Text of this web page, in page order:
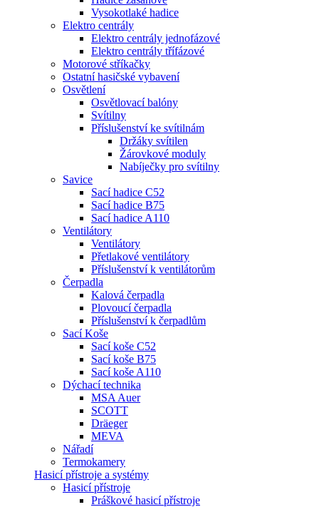
Vysokotlaké hadice
Elektro centrály
Elektro centrály jednofázové
Elektro centrály třífázové
Motorové stříkačky
Ostatní hasičské vybavení
Osvětlení
Osvětlovací balóny
Svítilny
Příslušenství ke svítilnám
Držáky svítilen
Žárovkové moduly
Nabíječky pro svítilny
Savice
Sací hadice C52
Sací hadice B75
Sací hadice A110
Ventilátory
Ventilátory
Přetlakové ventilátory
Příslušenství k ventilátorům
Čerpadla
Kalová čerpadla
Plovoucí čerpadla
Příslušenství k čerpadlům
Sací Koše
Sací koše C52
Sací koše B75
Sací koše A110
Dýchací technika
MSA Auer
SCOTT
Dräeger
MEVA
Nářadí
Termokamery
Hasicí přístroje a systémy
Hasicí přístroje
Práškové hasicí přístroje